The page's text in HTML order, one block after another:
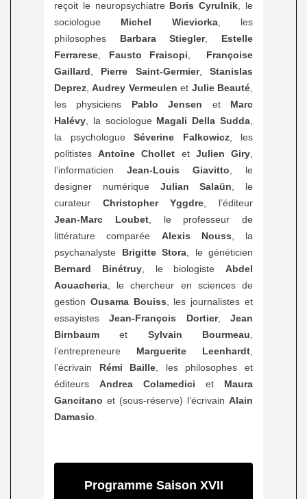
reçoit le neuropsychiatre Boris Cyrulnik , le
sociologue Michel Wieviorka, les
philosophes Barbara Stiegler, Estelle
Ferrarese
Fausto Fraisopi
Françoise
Gaillard
Pierre Saint-Germier,Stanislas
Deprez ,Audrey Vermeulen et Julie Beauté
les physiciens Pablo Jensen et Marc
Halévy , la sociologue Magali Della Sudda
la psychologue Séverine Falkowicz, les
politistesAntoine Chollet et Julien Giry
l’informaticien Jean-Louis Giavitto , le
designer numérique Julian Salaün , le
curateur Christopher Yggdre , l’éditeur
Jean-Marc Loubet, le professeur de
littérature comparée Alexis Nouss , la
psychanalyste Brigitte Stora , le généticien
Bernard Binétruy, le biologiste Abdel
Aouacheria , le chercheur en sciences de
gestion Ousama Bouiss , les journalistes et
essayistesJean-François Dortier,Jean
Birnbaum et Sylvain Bourmeau
l’entrepreneure Marguerite Leenhardt
l’écrivain Rémi Baille , les philosophes et
éditeurs Andrea Colamedici et Maura
Gancitano et (sous-réserve) l’écrivain Alain
Damasio
Programme Saison XVII